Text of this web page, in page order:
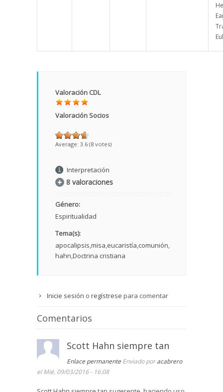
Valoración CDL
Valoración Socios
Average: 3.6 (8 votes)
Interpretación
8 valoraciones
Género:
Espiritualidad
Tema(s):
apocalipsis misa eucaristía comunión
hahn Doctrina cristiana
Inicie sesión o regístrese para comentar
Comentarios
Scott Hahn siempre tan
Enlace permanente Enviado poracabrero
el Mié, 09/03/2016 - 16:08